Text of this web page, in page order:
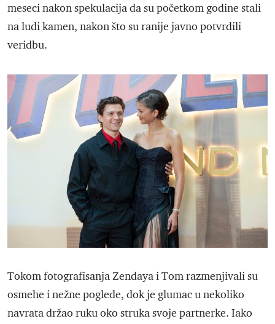
meseci nakon spekulacija da su početkom godine stali
na ludi kamen, nakon što su ranije javno potvrdili
veridbu.
Tokom fotografisanja Zendaya i Tom razmenjivali su
osmehe i nežne poglede, dok je glumac u nekoliko
navrata držao ruku oko struka svoje partnerke. Iako